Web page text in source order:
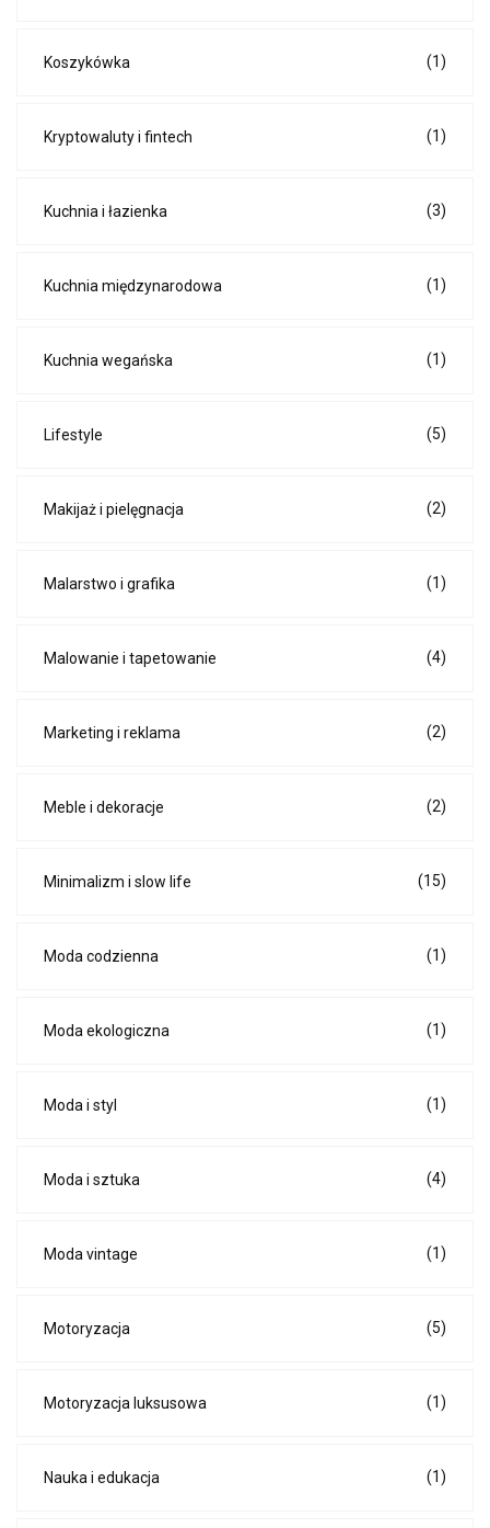
Koszykówka (1)
Kryptowaluty i fintech (1)
Kuchnia i łazienka (3)
Kuchnia międzynarodowa (1)
Kuchnia wegańska (1)
Lifestyle (5)
Makijaż i pielęgnacja (2)
Malarstwo i grafika (1)
Malowanie i tapetowanie (4)
Marketing i reklama (2)
Meble i dekoracje (2)
Minimalizm i slow life (15)
Moda codzienna (1)
Moda ekologiczna (1)
Moda i styl (1)
Moda i sztuka (4)
Moda vintage (1)
Motoryzacja (5)
Motoryzacja luksusowa (1)
Nauka i edukacja (1)